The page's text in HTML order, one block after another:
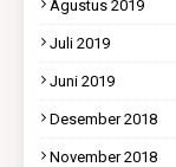
Agustus 2019
Juli 2019
Juni 2019
Desember 2018
November 2018